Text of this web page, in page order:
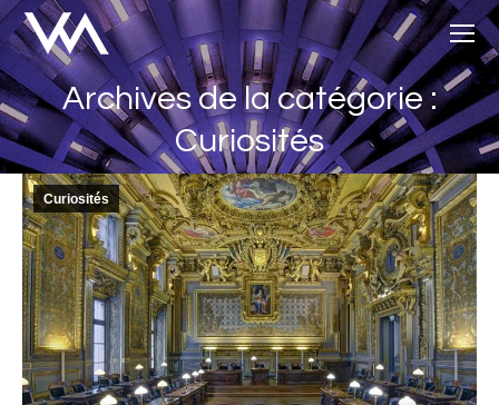
Archives de la catégorie :
Curiosités
Vous êtes ici :
Curiosités